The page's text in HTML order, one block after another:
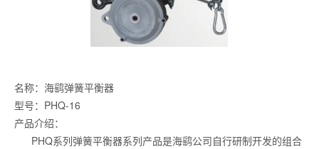
名称：海鹞弹簧平衡器
型号：PHQ-16
产品介绍：
PHQ系列弹簧平衡器系列产品是海鹞公司自行研制开发的组合